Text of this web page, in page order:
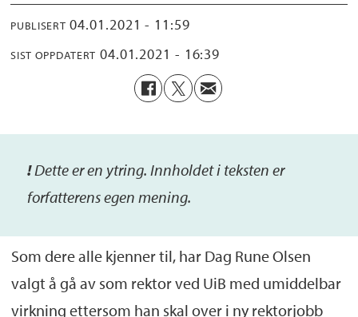
PUBLISERT 04.01.2021 - 11:59
SIST OPPDATERT 04.01.2021 - 16:39
!Detteeren ytring. Innholdet i teksten er
forfatterens egen mening.
Som dere alle kjenner til, har Dag Rune Olsen
valgt å gå av som rektor ved UiB med umiddelbar
virkning ettersom han skal over i ny rektorjobb